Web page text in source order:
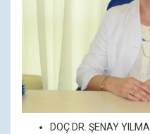
DOÇ.DR. ŞENAY